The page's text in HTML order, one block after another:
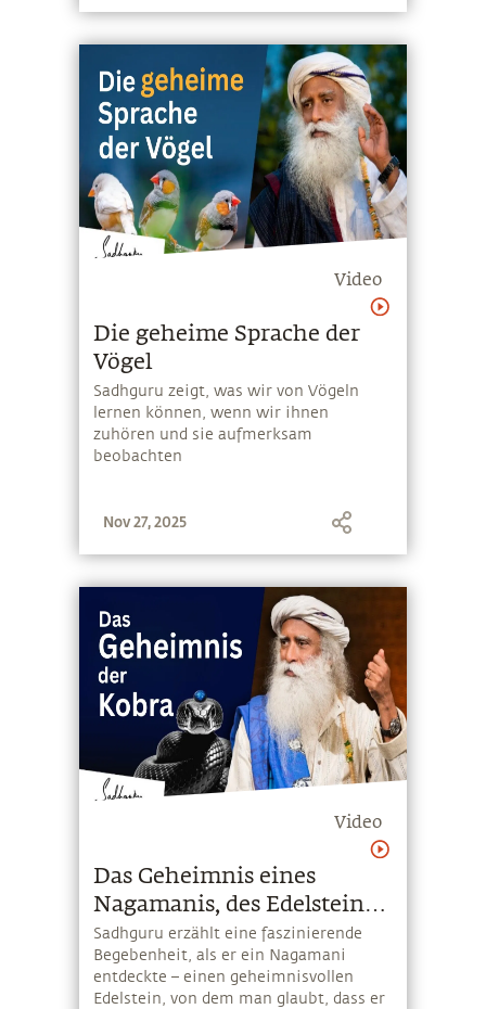
Video
Die geheime Sprache der
Vögel
Sadhguru zeigt, was wir von Vögeln
lernen können, wenn wir ihnen
zuhören und sie aufmerksam
beobachten
Nov 27, 2025
Video
Das Geheimnis eines
Nagamanis, des Edelsteins
der Kobra
Sadhguru erzählt eine faszinierende
Begebenheit, als er ein Nagamani
entdeckte – einen geheimnisvollen
Edelstein, von dem man glaubt, dass er